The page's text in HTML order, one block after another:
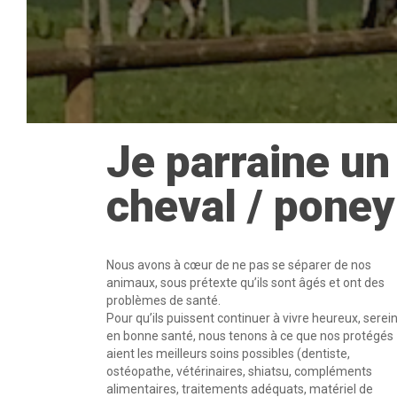
Je parraine un
cheval / poney
Nous avons à cœur de ne pas se séparer de nos
animaux, sous prétexte qu’ils sont âgés et ont des
problèmes de santé.
Pour qu’ils puissent continuer à vivre heureux,
en bonne santé, nous tenons à ce que nos protégés
aient les meilleurs soins possibles (dentiste,
ostéopathe, vétérinaires, shiatsu, compléments
alimentaires, traitements adéquats, matériel de